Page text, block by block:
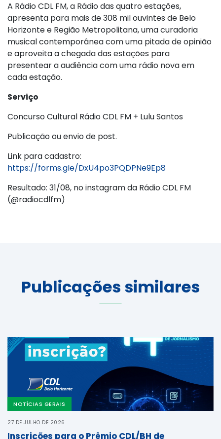
A Rádio CDL FM, a Rádio das quatro estações,
apresenta para mais de 308 mil ouvintes de Belo
Horizonte e Região Metropolitana, uma curadoria
musical contemporânea com uma pitada de opinião
e aproveita a chegada das estações para
presentear a audiência com uma rádio nova em
cada estação.
Serviço
Concurso Cultural Rádio CDL FM + Lulu Santos
Publicação ou envio de post.
Link para cadastro:
https://forms.gle/DxU4po3PQDPNe9Ep8
Resultado: 31/08, no instagram da Rádio CDL FM
(@radiocdlfm)
Publicações similares
NOTÍCIAS GERAIS
27 DE JULHO DE 2026
Inscrições para o Prêmio CDL/BH de